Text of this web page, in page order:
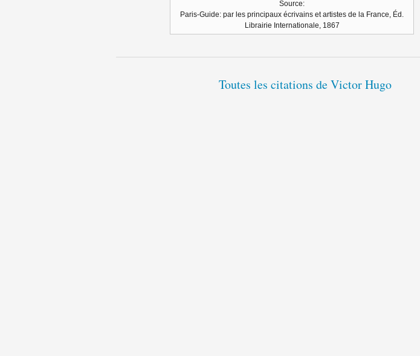
Source:
Paris-Guide: par les principaux écrivains et artistes de la France, Éd.
Librairie Internationale, 1867
Toutes les citations de Victor Hugo